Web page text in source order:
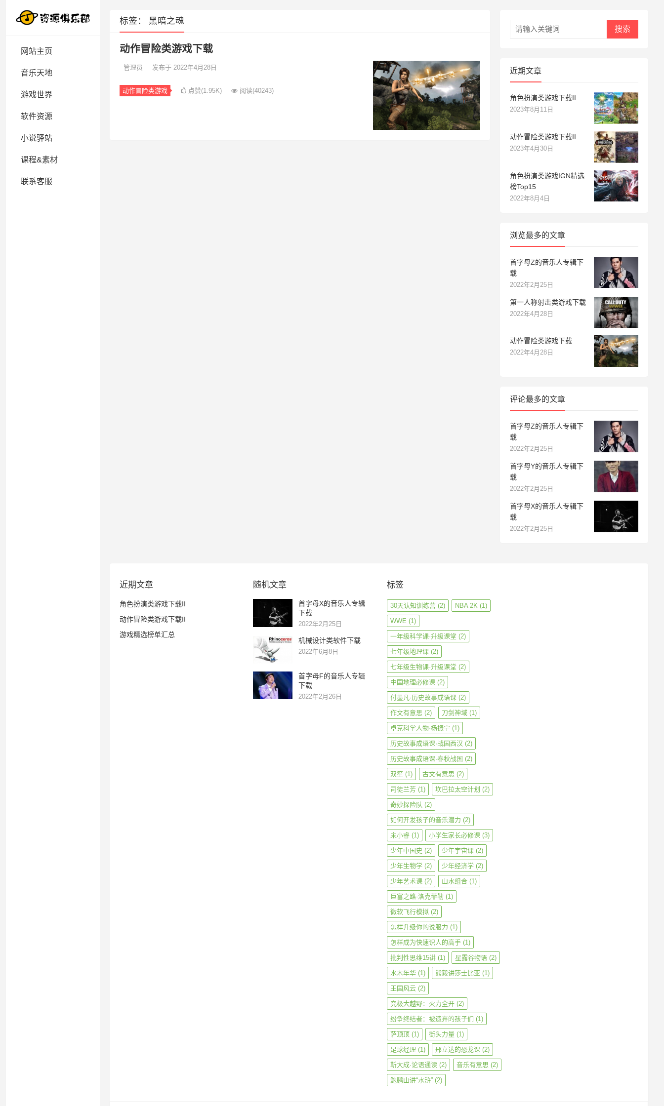
网站主页
音乐天地
游戏世界
软件资源
小说驿站
课程&素材
联系客服
标签： 黑暗之魂
动作冒险类游戏下载
管理员 发布于 2022年4月28日
动作冒险类游戏 点赞(1.95K) 阅读(40243)
搜索
近期文章
角色扮演类游戏下载II
2023年8月11日
动作冒险类游戏下载II
2023年4月30日
角色扮演类游戏IGN精选
榜Top15
2022年8月4日
浏览最多的文章
首字母Z的音乐人专辑下
载
2022年2月25日
第一人称射击类游戏下载
2022年4月28日
动作冒险类游戏下载
2022年4月28日
评论最多的文章
首字母Z的音乐人专辑下
载
2022年2月25日
首字母Y的音乐人专辑下
载
2022年2月25日
首字母X的音乐人专辑下
载
2022年2月25日
近期文章
角色扮演类游戏下载II
动作冒险类游戏下载II
游戏精选榜单汇总
随机文章
首字母X的音乐人专辑
下载
2022年2月25日
机械设计类软件下载
2022年6月8日
首字母F的音乐人专辑
下载
2022年2月26日
标签
30天认知训练营(2) NBA 2K(1)
WWE (1)
一年级科学课·升级课堂 (2)
七年级地理课(2)
七年级生物课·升级课堂 (2)
中国地理必修课(2)
付墨凡·历史故事成语课(2)
作文有意思 (2) 刀剑神域(1)
卓克科学人物·杨振宁 (1)
历史故事成语课·战国西汉 (2)
历史故事成语课·春秋战国 (2)
双笙(1) 古文有意思 (2)
司徒兰芳(1) 坎巴拉太空计划 (2)
奇妙探险队 (2)
如何开发孩子的音乐潜力 (2)
宋小睿(1) 小学生家长必修课(3)
少年中国史 (2) 少年宇宙课(2)
少年生物学(2) 少年经济学(2)
少年艺术课(2) 山水组合(1)
巨富之路·洛克菲勒 (1)
微软飞行模拟 (2)
怎样升级你的说服力 (1)
怎样成为快速识人的高手(1)
批判性思维15讲(1) 星露谷物语(2)
水木年华(1) 熊毅讲莎士比亚 (1)
王国风云(2)
究极大越野：火力全开(2)
纷争终结者：被遗弃的孩子们 (1)
萨顶顶(1) 街头力量(1)
足球经理 (1) 邢立达的恐龙课(2)
靳大成·论语通读(2) 音乐有意思 (2)
鲍鹏山讲“水浒”(2)